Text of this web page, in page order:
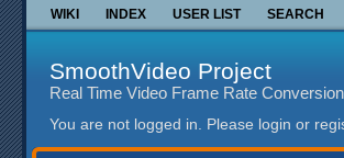
WIKI INDEX USER LIST SEARCH
SmoothVideo Project
Real Time Video Frame Rate Conversion
You are not logged in. Please login or